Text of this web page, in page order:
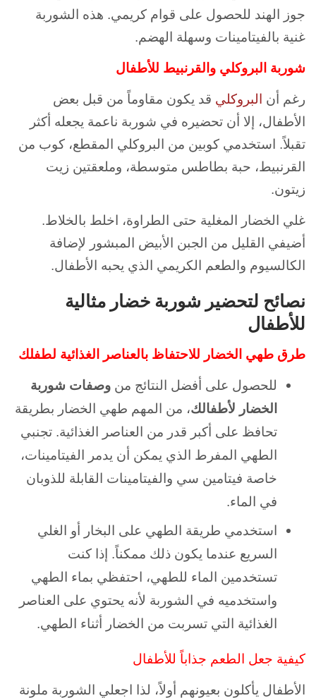
جوز الهند للحصول على قوام كريمي. هذه الشوربة
غنية بالفيتامينات وسهلة الهضم.
شوربة البروكلي والقرنبيط للأطفال
رغم أن البروكلي قد يكون مقاوماً من قبل بعض
الأطفال، إلا أن تحضيره في شوربة ناعمة يجعله أكثر
تقبلاً. استخدمي كوبين من البروكلي المقطع، كوب من
القرنبيط، حبة بطاطس متوسطة، وملعقتين زيت
زيتون.
غلي الخضار المغلية حتى الطراوة، اخلط بالخلاط.
أضيفي القليل من الجبن الأبيض المبشور لإضافة
الكالسيوم والطعم الكريمي الذي يحبه الأطفال.
نصائح لتحضير شوربة خضار مثالية
للأطفال
طرق طهي الخضار للاحتفاظ بالعناصر الغذائية لطفلك
للحصول على أفضل النتائج من وصفات شوربة
الخضار لأطفالك، من المهم طهي الخضار بطريقة
تحافظ على أكبر قدر من العناصر الغذائية. تجنبي
الطهي المفرط الذي يمكن أن يدمر الفيتامينات،
خاصة فيتامين سي والفيتامينات القابلة للذوبان
في الماء.
استخدمي طريقة الطهي على البخار أو الغلي
السريع عندما يكون ذلك ممكناً. إذا كنت
تستخدمين الماء للطهي، احتفظي بماء الطهي
واستخدميه في الشوربة لأنه يحتوي على العناصر
الغذائية التي تسربت من الخضار أثناء الطهي.
كيفية جعل الطعم جذاباً للأطفال
الأطفال يأكلون بعيونهم أولاً، لذا اجعلي الشوربة ملونة